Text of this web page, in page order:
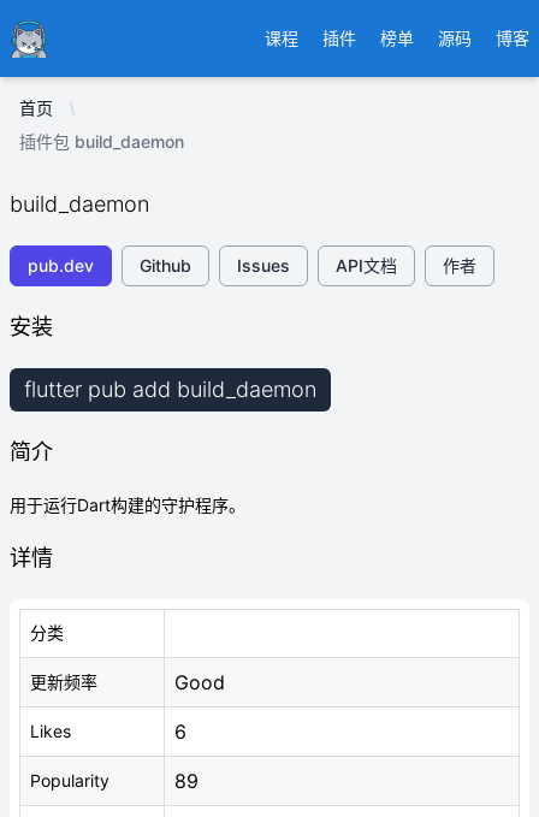
Ducafecat 课程 插件 榜单 源码 博客
首页
插件包 build_daemon
build_daemon
pub.dev Github Issues API文档 作者
安装
flutter pub add build_daemon
简介
用于运行Dart构建的守护程序。
详情
分类
更新频率 Good
Likes 6
Popularity 89